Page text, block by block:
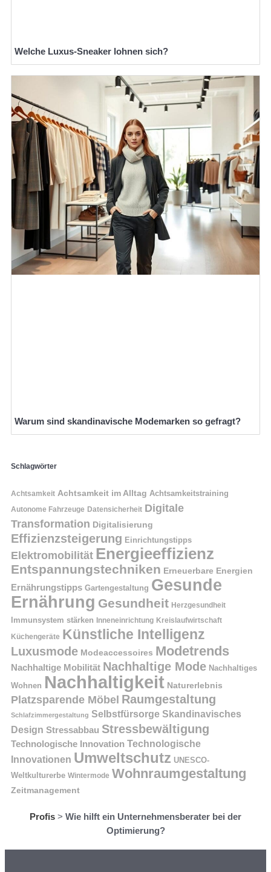
Welche Luxus-Sneaker lohnen sich?
Warum sind skandinavische Modemarken so gefragt?
Schlagwörter
Achtsamkeit Achtsamkeit im Alltag Achtsamkeitstraining
Autonome Fahrzeuge Datensicherheit Digitale
Transformation Digitalisierung
Effizienzsteigerung Einrichtungstipps
Elektromobilität Energieeffizienz
Entspannungstechniken Erneuerbare Energien
Ernährungstipps Gartengestaltung Gesunde
Ernährung Gesundheit Herzgesundheit
Immunsystem stärken Inneneinrichtung Kreislaufwirtschaft
Küchengeräte Künstliche Intelligenz
Luxusmode Modeaccessoires Modetrends
Nachhaltige Mobilität Nachhaltige Mode Nachhaltiges
Wohnen Nachhaltigkeit Naturerlebnis
Platzsparende Möbel Raumgestaltung
Schlafzimmergestaltung Selbstfürsorge Skandinavisches
Design Stressabbau Stressbewältigung
Technologische Innovation Technologische
Innovationen Umweltschutz UNESCO-
Weltkulturerbe Wintermode Wohnraumgestaltung
Zeitmanagement
Profis > Wie hilft ein Unternehmensberater bei der
Optimierung?